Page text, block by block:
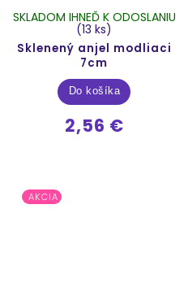
Sklenený anjel modliaci
7cm
SKLADOM IHNEĎ K ODOSLANIU
(13 ks)
2,56 €
Do košíka
AKCIA